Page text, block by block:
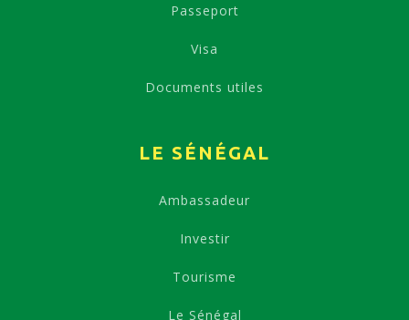
Passeport
Visa
Documents utiles
LE SÉNÉGAL
Ambassadeur
Investir
Tourisme
Le Sénégal